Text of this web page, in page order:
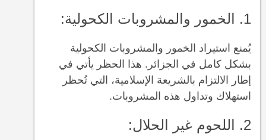
1. الخمور والمشروبات الكحولية:
يُمنع استيراد الخمور والمشروبات الكحولية
بشكل كامل في الجزائر. هذا الحظر يأتي في
إطار الالتزام بالشريعة الإسلامية، التي تُحظر
استهلاك وتداول هذه المشروبات.
2. اللحوم غير الحلال: